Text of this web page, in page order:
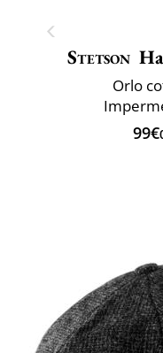
Stetson
Orlo
99€